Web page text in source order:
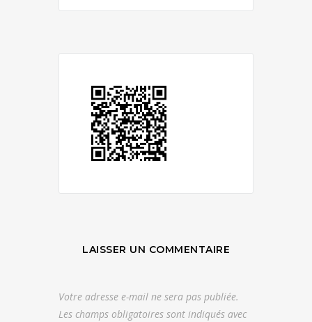
LAISSER UN COMMENTAIRE
Votre adresse e-mail ne sera pas publiée.
Les champs obligatoires sont indiqués avec